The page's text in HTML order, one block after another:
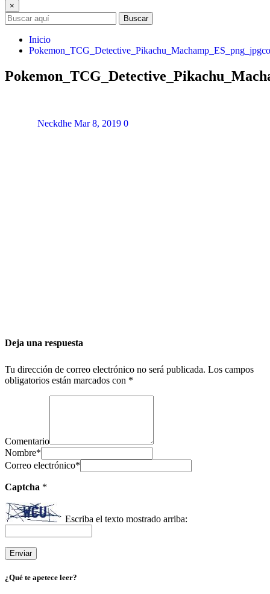
×
Buscar
Inicio
Neckdhe Mar 8, 2019 0
Deja una respuesta
Tu dirección de correo electrónico no será publicada. Los campos
obligatorios están marcados con *
Comentario
Nombre*
Correo electrónico*
Captcha *
Escriba el texto mostrado arriba:
¿Qué te apetece leer?